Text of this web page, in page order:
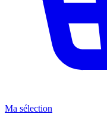
Ma sélection